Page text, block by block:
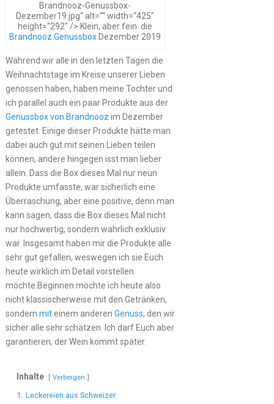
Brandnooz-Genussbox-
Dezember19.jpg“ alt=““ width=“425″
height=“292″ /> Klein, aber fein: die
Brandnooz Genussbox Dezember 2019
Während wir alle in den letzten Tagen die
Weihnachtstage im Kreise unserer Lieben
genossen haben, haben meine Tochter und
ich parallel auch ein paar Produkte aus der
Genussbox von Brandnooz im Dezember
getestet. Einige dieser Produkte hätte man
dabei auch gut mit seinen Lieben teilen
können, andere hingegen isst man lieber
allein. Dass die Box dieses Mal nur neun
Produkte umfasste, war sicherlich eine
Überraschung, aber eine positive, denn man
kann sagen, dass die Box dieses Mal nicht
nur hochwertig, sondern wahrlich exklusiv
war. Insgesamt haben mir die Produkte alle
sehr gut gefallen, weswegen ich sie Euch
heute wirklich im Detail vorstellen
möchte.Beginnen möchte ich heute also
nicht klassischerweise mit den Getränken,
sondern miteinem anderen Genuss, den wir
sicher alle sehr schätzen. Ich darf Euch aber
garantieren, der Wein kommt später.
Inhalte Verbergen
1. Leckereien aus Schweizer